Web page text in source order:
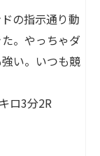
の指示通り動
。やっちゃダ
い。いつも競
ロ3分2R